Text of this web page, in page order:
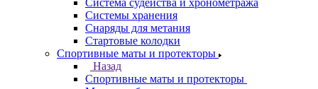
Система судейства и хронометража
Системы хранения
Снаряды для метания
Стартовые колодки
Спортивные маты и протекторы
Назад
Спортивные маты и протекторы